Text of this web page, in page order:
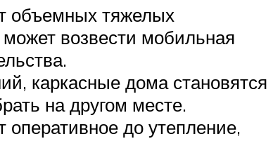
объемных тяжелых
возвести мобильная
каркасные дома становятся
на другом месте.
до утепление,